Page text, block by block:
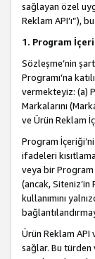
sağlayan özel
Reklam API’ı”),
1. Program
Sözleşme’nin
Programı’na
vermekteyiz: (a)
Markalarını
ve Ürün Reklam
Program
ifadeleri
veya bir Program
(ancak,
kullanımını
Ürün Reklam
sağlar. Bu türden